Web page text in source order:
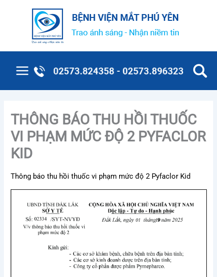
Menu
THÔNG BÁO THU HỒI THUỐC
VI PHẠM MỨC ĐỘ 2 PYFACLOR
KID
Thông báo thu hồi thuốc vi phạm mức độ 2 Pyfaclor Kid